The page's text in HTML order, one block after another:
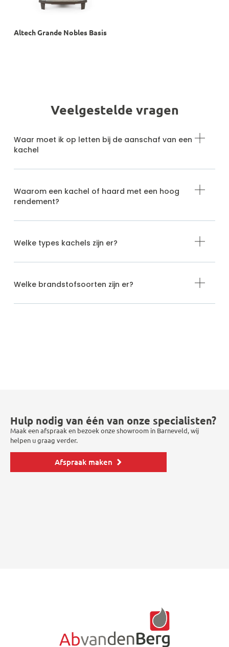
Altech Grande Nobles Basis
Veelgestelde vragen
Waar moet ik op letten bij de aanschaf van een
kachel
Waarom een kachel of haard met een hoog
rendement?
Welke types kachels zijn er?
Welke brandstofsoorten zijn er?
Hulp nodig van één van onze specialisten?
Maak een afspraak en bezoek onze showroom in Barneveld, wij
helpen u graag verder.
Afspraak maken